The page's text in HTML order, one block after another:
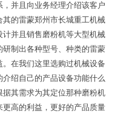
并且向业务经理介绍该客户
的雷蒙郑州市长城重工机械
并且销售磨粉机等大型机械
制出各种型号、种类的雷蒙
在我们这里选购过机械设备
绍自己的产品设备功能什么
其需求为其定位那种磨粉机
高的利益，更好的产品质量